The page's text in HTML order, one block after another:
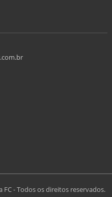
FC - Todos os direitos reservados.